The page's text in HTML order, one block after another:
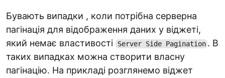
Бувають випадки , коли потрібна серверна
пагінація для відображення даних у віджеті,
який немає властивості
Server Side Pagination . В
таких випадках можна створити власну
пагінацію. На прикладі розглянемо віджет